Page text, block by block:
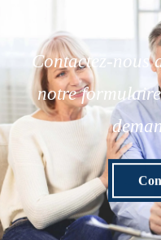
Contactez-nous
notre